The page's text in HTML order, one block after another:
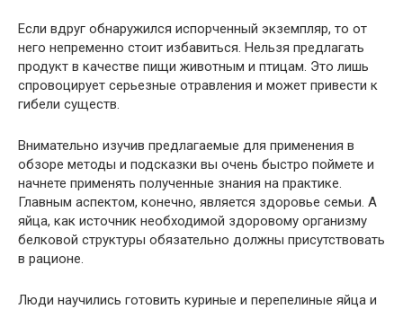
Если вдруг обнаружился испорченный экземпляр, то от
него непременно стоит избавиться. Нельзя предлагать
продукт в качестве пищи животным и птицам. Это лишь
спровоцирует серьезные отравления и может привести к
гибели существ.
Внимательно изучив предлагаемые для применения в
обзоре методы и подсказки вы очень быстро поймете и
начнете применять полученные знания на практике.
Главным аспектом, конечно, является здоровье семьи. А
яйца, как источник необходимой здоровому организму
белковой структуры обязательно должны присутствовать
в рационе.
Люди научились готовить куриные и перепелиные яйца и